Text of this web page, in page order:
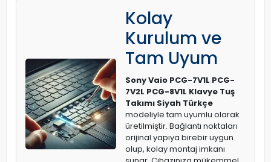
Kolay
Kurulum ve
Tam Uyum
Sony Vaio PCG-7V1L PCG-
7V2L PCG-8V1L Klavye Tuş
Takımı Siyah Türkçe
modeliyle tam uyumlu olarak
üretilmiştir. Bağlantı noktaları
orijinal yapıya birebir uygun
olup, kolay montaj imkanı